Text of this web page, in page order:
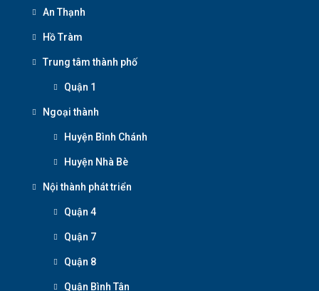
An Thạnh
Hồ Tràm
Trung tâm thành phố
Quận 1
Ngoại thành
Huyện Bình Chánh
Huyện Nhà Bè
Nội thành phát triển
Quận 4
Quận 7
Quận 8
Quận Bình Tân